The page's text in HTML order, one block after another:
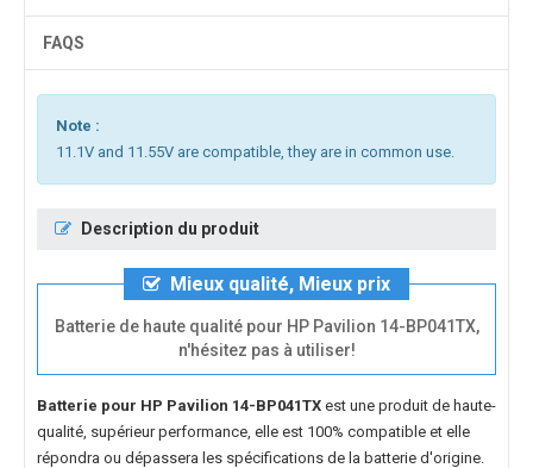
FAQS
Note :
11.1V and 11.55V are compatible, they are in common use.
Description du produit
Mieux qualité, Mieux prix
Batterie de haute qualité pour HP Pavilion 14-BP041TX,
n'hésitez pas à utiliser!
Batterie pour HP Pavilion 14-BP041TX est une produit de haute-
qualité, supérieur performance, elle est 100% compatible et elle
répondra ou dépassera les spécifications de la batterie d'origine.